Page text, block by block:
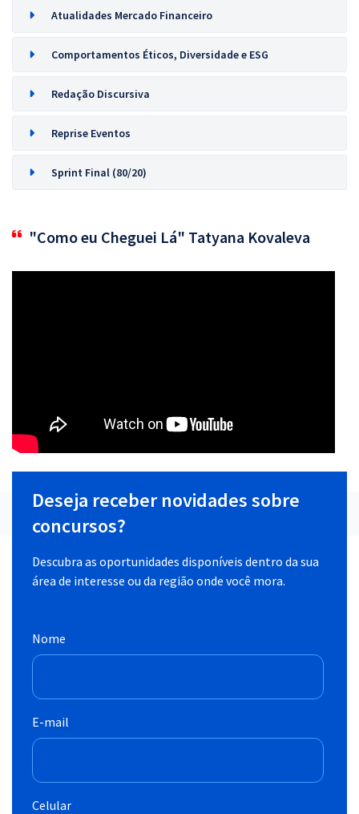
Atualidades Mercado Financeiro
Comportamentos Éticos, Diversidade e ESG
Redação Discursiva
Reprise Eventos
Sprint Final (80/20)
"Como eu Cheguei Lá" Tatyana Kovaleva
Deseja receber novidades sobre
concursos?
Descubra as oportunidades disponíveis dentro da sua
área de interesse ou da região onde você mora.
Nome
E-mail
Celular